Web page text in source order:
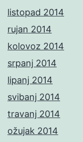
listopad 2014
rujan 2014
kolovoz 2014
srpanj 2014
lipanj 2014
svibanj 2014
travanj 2014
ožujak 2014